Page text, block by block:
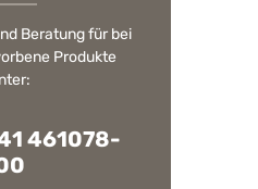
Beratung für bei
Produkte
461078-